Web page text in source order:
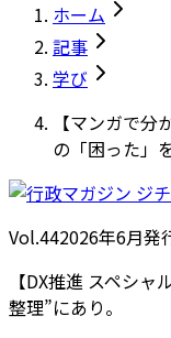
ホーム
記事
学び
【マンガで
の「困った」
Vol.442026年6月発
【DX推進 スペシ
整理”にあり。